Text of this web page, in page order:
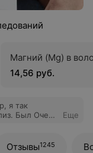
Магний (Mg) в
14,56 руб.
я так
Был Очень
Еще
Отзывы1245